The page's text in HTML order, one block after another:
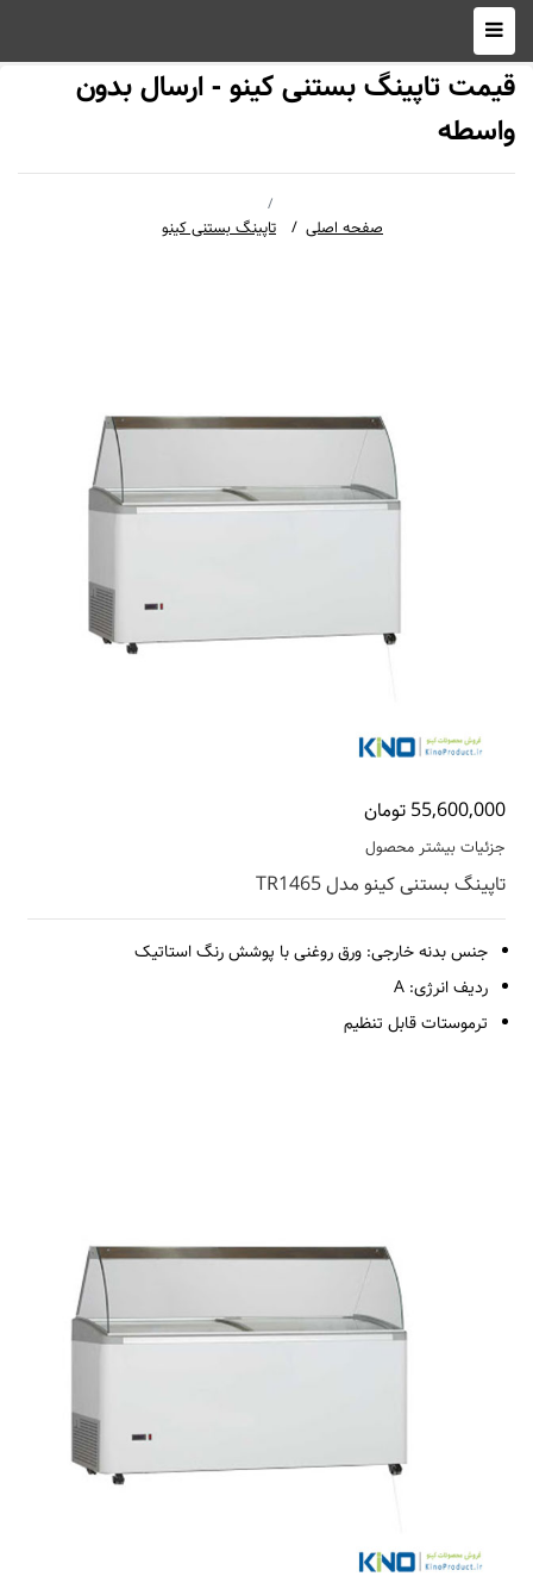
قیمت تاپینگ بستنی کینو - ارسال بدون
واسطه
صفحه اصلی تاپینگ بستنی کینو
55,600,000 تومان
جزئیات بیشتر محصول
تاپینگ بستنی کینو مدل TR1465
جنس بدنه خارجی: ورق روغنی با پوشش رنگ استاتیک
ردیف انرژی: A
ترموستات قابل تنظیم